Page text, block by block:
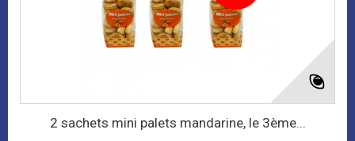
2 sachets mini palets mandarine, le 3ème...